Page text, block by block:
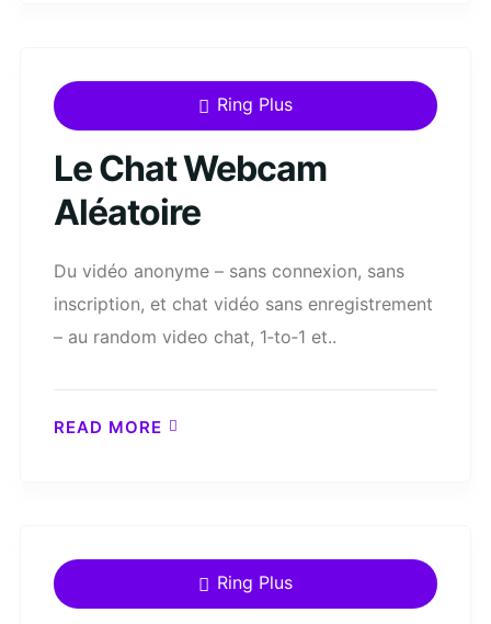
Le Chat Webcam
Aléatoire
Ring Plus
Du vidéo anonyme – sans connexion, sans
inscription, et chat vidéo sans enregistrement
– au random video chat, 1‑to‑1 et..
READ MORE
Ring Plus